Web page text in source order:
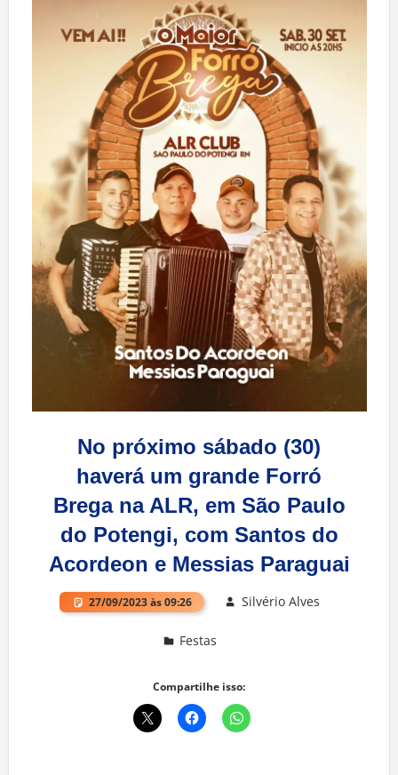
No próximo sábado (30)
haverá um grande Forró
Brega na ALR, em São Paulo
do Potengi, com Santos do
Acordeon e Messias Paraguai
27/09/2023 às 09:26 Silvério Alves
Festas
Compartilhe isso: